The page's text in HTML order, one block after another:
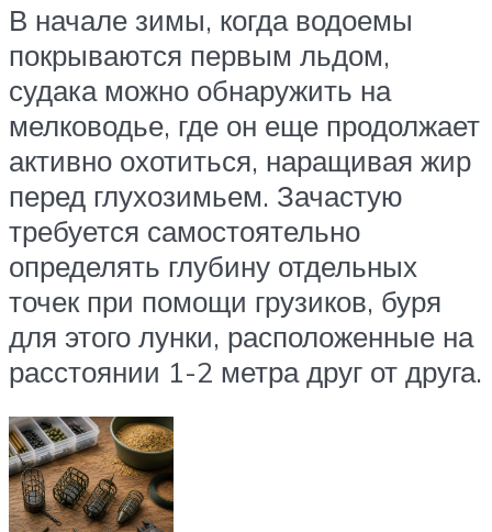
В начале зимы, когда водоемы
покрываются первым льдом,
судака можно обнаружить на
мелководье, где он еще продолжает
активно охотиться, наращивая жир
перед глухозимьем. Зачастую
требуется самостоятельно
определять глубину отдельных
точек при помощи грузиков, буря
для этого лунки, расположенные на
расстоянии 1-2 метра друг от друга.